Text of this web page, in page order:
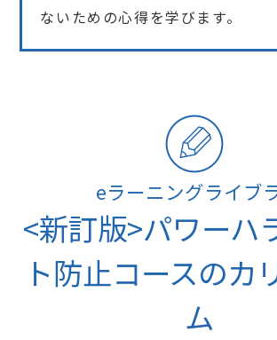
ないための心得を学びます。
eラーニングライブ
<新訂版>パワーハ
ト防止コースのカ
ム